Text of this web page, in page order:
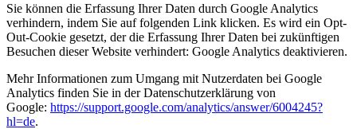
Sie können die Erfassung Ihrer Daten durch Google Analytics
verhindern, indem Sie auf folgenden Link klicken. Es wird ein Opt-
Out-Cookie gesetzt, der die Erfassung Ihrer Daten bei zukünftigen
Besuchen dieser Website verhindert: Google Analytics deaktivieren.
Mehr Informationen zum Umgang mit Nutzerdaten bei Google
Analytics finden Sie in der Datenschutzerklärung von
Google: https://support.google.com/analytics/answer/6004245?
hl=de.